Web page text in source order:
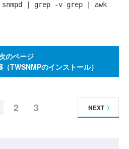
| grep -v grep | awk
のページ
TWSNMPのインストール）
2 3 NEXT